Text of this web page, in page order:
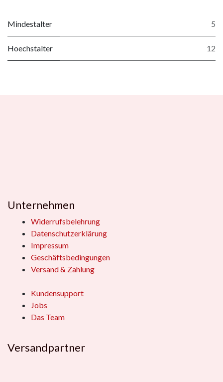
Mindestalter 5
Hoechstalter 12
Unternehmen
Widerrufsbelehrung
Datenschutzerklärung
Impressum
Geschäftsbedingungen
Versand & Zahlung
Kundensupport
Jobs
Das Team
Versandpartner